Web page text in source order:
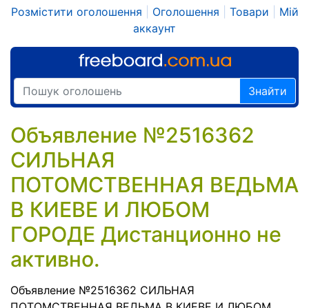
Розмістити оголошення Оголошення Товари
Мій
аккаунт
Знайти
Объявление №2516362
СИЛЬНАЯ
ПОТОМСТВЕННАЯ ВЕДЬМА
В КИЕВЕ И ЛЮБОМ
ГОРОДЕ Дистанционно не
активно.
Объявление №2516362 СИЛЬНАЯ